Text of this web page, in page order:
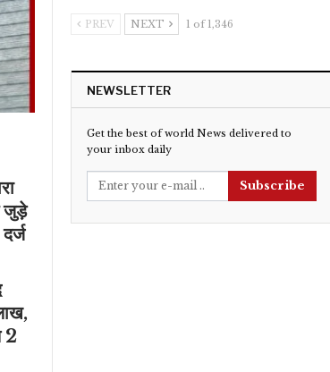
जुड़े
2
PREV NEXT 1 of 1,346
NEWSLETTER
Get the best of world News delivered to
your inbox daily
Subscribe